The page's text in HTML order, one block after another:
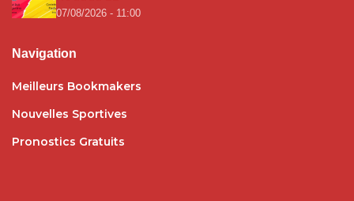
07/08/2026 - 11:00
Navigation
Meilleurs Bookmakers
Nouvelles Sportives
Pronostics Gratuits